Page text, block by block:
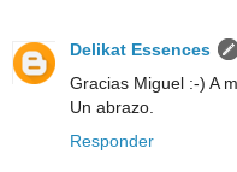
Delikat Essences
Gracias Miguel :-) A
Un abrazo.
Responder